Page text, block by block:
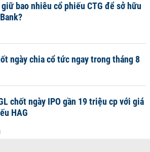
giữ bao nhiêu cổ phiếu CTG để sở hữu
ngày chia cổ tức ngay trong tháng 8
chốt ngày IPO gần 19 triệu cp với giá
HAG